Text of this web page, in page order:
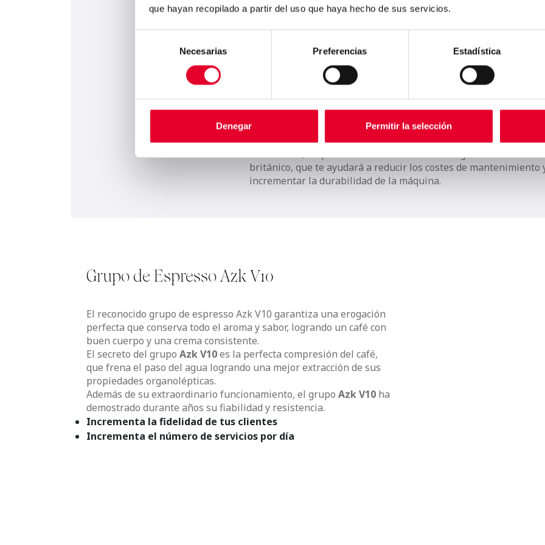
que hayan recopilado a partir del uso que haya hecho de sus servicios.
consentimiento
Necesarias Preferencias Estadística
Denegar Permitir la selección
Fácil de configurar y mantener
Todos los modelos Vitro incorporan de serie la conecectividad USB
que permite copiar y pegar configuraciones y contabilidades con
total sencillez.
Además su programación y configuración es muy sencilla a
de su teclado con display incorporado en la puerta.
La tecnología que incorpora Vitro tiene una probada fiabilidad y
durabilidad, ampliamente reconocida en el exigente mercado
británico, que te ayudará a reducir los costes de mantenimiento
incrementar la durabilidad de la máquina.
Grupo de Espresso Azk V10
El reconocido grupo de espresso Azk V10 garantiza una erogación
perfecta que conserva todo el aroma y sabor, logrando un café con
buen cuerpo y una crema consistente.
El secreto del grupo Azk V10es la perfecta compresión del café,
que frena el paso del agua logrando una mejor extracción de sus
propiedades organolépticas.
Además de su extraordinario funcionamiento, el grupo Azk V10 ha
demostrado durante años su fiabilidad y resistencia.
Incrementa la fidelidad de tus clientes
Incrementa el número de servicios por día